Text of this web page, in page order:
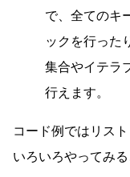
で、全てのキ
ックを行った
集合やイテラ
行えます。
コード例ではリス
いろいろやってみ